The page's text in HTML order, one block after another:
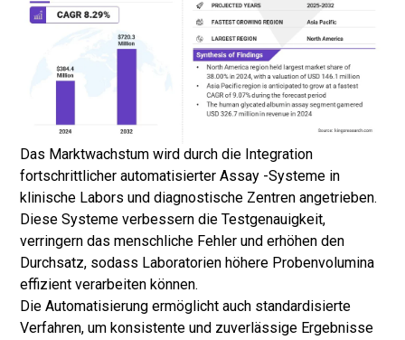
Das Marktwachstum wird durch die Integration
fortschrittlicher automatisierter Assay -Systeme in
klinische Labors und diagnostische Zentren angetrieben.
Diese Systeme verbessern die Testgenauigkeit,
verringern das menschliche Fehler und erhöhen den
Durchsatz, sodass Laboratorien höhere Probenvolumina
effizient verarbeiten können.
Die Automatisierung ermöglicht auch standardisierte
Verfahren, um konsistente und zuverlässige Ergebnisse